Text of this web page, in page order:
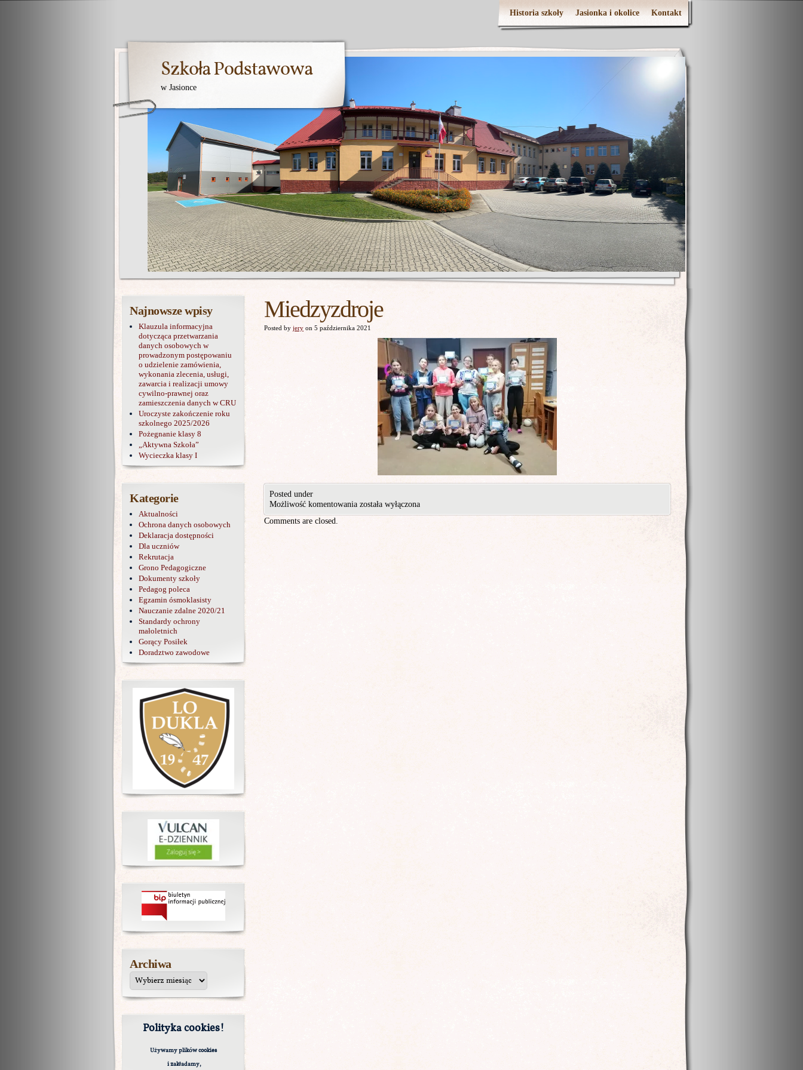
Historia szkoły Jasionka i okolice Kontakt
Szkoła Podstawowa
w Jasionce
Miedzyzdroje
Posted by jery on 5 października 2021
Posted under
Możliwość komentowania została wyłączona
Comments are closed.
Najnowsze wpisy
Klauzula informacyjna
dotycząca przetwarzania
danych osobowych w
prowadzonym postępowaniu
o udzielenie zamówienia,
wykonania zlecenia, usługi,
zawarcia i realizacji umowy
cywilno-prawnej oraz
zamieszczenia danych w CRU
Uroczyste zakończenie roku
szkolnego 2025/2026
Pożegnanie klasy 8
„Aktywna Szkoła”
Wycieczka klasy I
Kategorie
Aktualności
Ochrona danych osobowych
Deklaracja dostępności
Dla uczniów
Rekrutacja
Grono Pedagogiczne
Dokumenty szkoły
Pedagog poleca
Egzamin ósmoklasisty
Nauczanie zdalne 2020/21
Standardy ochrony
małoletnich
Gorący Posiłek
Doradztwo zawodowe
Archiwa
Polityka cookies!
Używamy plików cookies
i zakładamy,